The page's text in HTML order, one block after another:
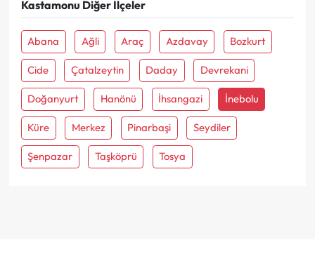
Kastamonu Diğer İlçeler
Abana Ağli Araç Azdavay Bozkurt
Cide Çatalzeytin Daday Devrekani
Doğanyurt Hanönü İhsangazi İnebolu
Küre Merkez Pinarbaşi Seydiler
Şenpazar Taşköprü Tosya